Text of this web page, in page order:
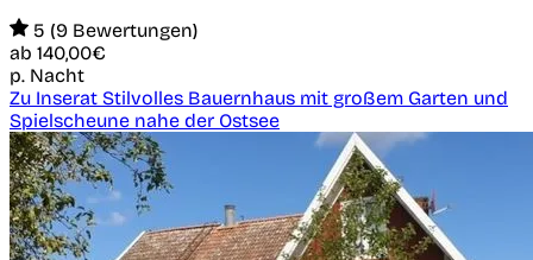
5 (9 Bewertungen)
ab 140,00€
p. Nacht
Zu Inserat Stilvolles Bauernhaus mit großem Garten und
Spielscheune nahe der Ostsee